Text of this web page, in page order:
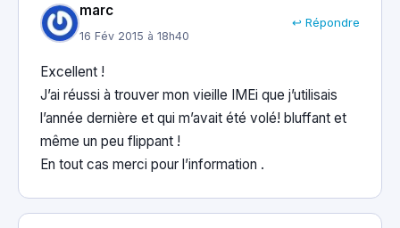
marc
16 Fév 2015 à 18h40
↩ Répondre
Excellent !
J’ai réussi à trouver mon vieille IMEi que j’utilisais
l’année dernière et qui m’avait été volé! bluffant et
même un peu flippant !
En tout cas merci pour l’information .